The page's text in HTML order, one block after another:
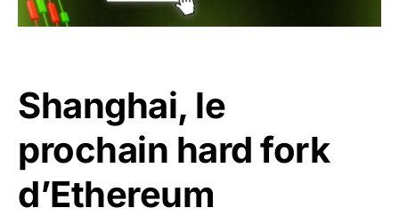
Shanghai, le
prochain hard fork
d’Ethereum